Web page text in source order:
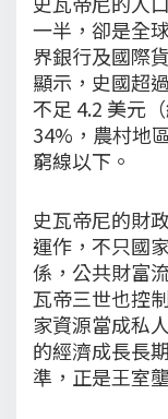
一半，卻是全
界銀行及國際
顯示，史國超
不足 4.2 美元
34%，農村地
窮線以下。
史瓦帝尼的財
運作，不只國
係，公共財富
瓦帝三世也控
家資源當成私
的經濟成長長
準，正是王室